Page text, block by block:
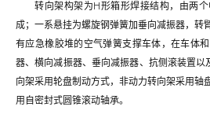
转向架构架为H形箱形焊接结构，由两
成；一系悬挂为螺旋钢弹簧加垂向减振器，转
有应急橡胶堆的空气弹簧支撑车体，在车体
器、横向减振器、垂向减振器、抗侧滚装置
向架采用轮盘制动方式，非动力转向架采用轴
用自密封式圆锥滚动轴承。